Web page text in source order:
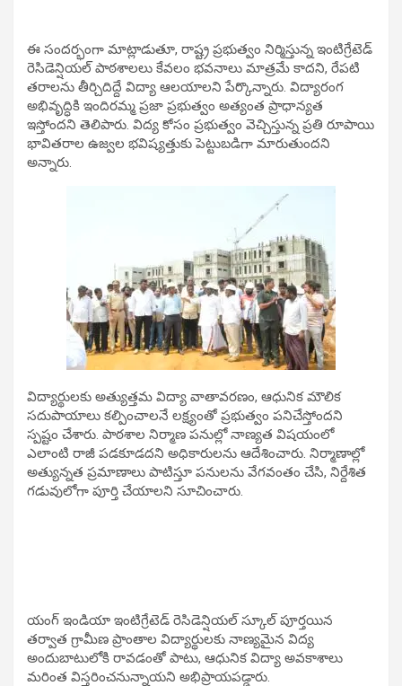
ఈ సందర్భంగా మాట్లాడుతూ, రాష్ట్ర ప్రభుత్వం నిర్మిస్తున్న ఇంటిగ్రేటెడ్
రెసిడెన్షియల్ పాఠశాలలు కేవలం భవనాలు మాత్రమే కాదని, రేపటి
తరాలను తీర్చిదిద్దే విద్యా ఆలయాలని పేర్కొన్నారు. విద్యారంగ
అభివృద్ధికి ఇందిరమ్మ ప్రజా ప్రభుత్వం అత్యంత ప్రాధాన్యత
ఇస్తోందని తెలిపారు. విద్య కోసం ప్రభుత్వం వెచ్చిస్తున్న ప్రతి రూపాయి
భావితరాల ఉజ్వల భవిష్యత్తుకు పెట్టుబడిగా మారుతుందని
అన్నారు.
విద్యార్థులకు అత్యుత్తమ విద్యా వాతావరణం, ఆధునిక మౌలిక
సదుపాయాలు కల్పించాలనే లక్ష్యంతో ప్రభుత్వం పనిచేస్తోందని
స్పష్టం చేశారు. పాఠశాల నిర్మాణ పనుల్లో నాణ్యత విషయంలో
ఎలాంటి రాజీ పడకూడదని అధికారులను ఆదేశించారు. నిర్మాణాల్లో
అత్యున్నత ప్రమాణాలు పాటిస్తూ పనులను వేగవంతం చేసి, నిర్దేశిత
గడువులోగా పూర్తి చేయాలని సూచించారు.
యంగ్ ఇండియా ఇంటిగ్రేటెడ్ రెసిడెన్షియల్ స్కూల్ పూర్తయిన
తర్వాత గ్రామీణ ప్రాంతాల విద్యార్థులకు నాణ్యమైన విద్య
అందుబాటులోకి రావడంతో పాటు, ఆధునిక విద్యా అవకాశాలు
మరింత విస్తరించనున్నాయని అభిప్రాయపడ్డారు.